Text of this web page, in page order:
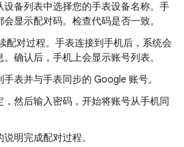
设备列表中选择您的手表设备名称。手
显示配对码。检查代码是否一致。
配对过程。手表连接到手机后，系统会
确认后，手机上会显示账号列表。
表并与手表同步的 Google 账号。
，然后输入密码，开始将账号从手机同
明完成配对过程。